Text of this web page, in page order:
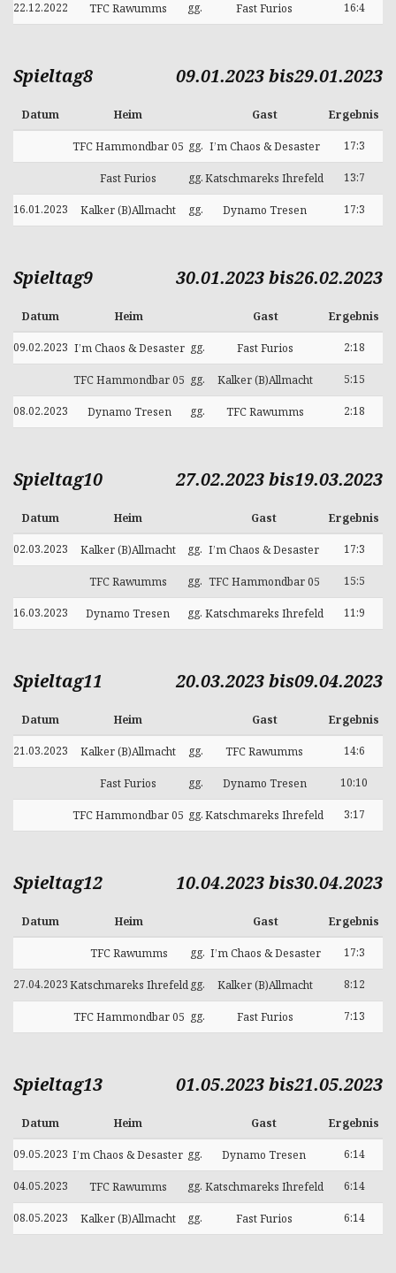
22.12.2022 TFC Rawumms gg. Fast Furios 16:4
Spieltag8 09.01.2023 bis29.01.2023
Datum Heim Gast Ergebnis
TFC Hammondbar 05 gg. I’m Chaos & Desaster 17:3
Fast Furios gg.Katschmareks Ihrefeld 13:7
16.01.2023 Kalker (B)Allmacht gg. Dynamo Tresen 17:3
Spieltag9 30.01.2023 bis26.02.2023
Datum Heim Gast Ergebnis
09.02.2023 I’m Chaos & Desaster gg. Fast Furios 2:18
TFC Hammondbar 05 gg. Kalker (B)Allmacht 5:15
08.02.2023 Dynamo Tresen gg. TFC Rawumms 2:18
Spieltag10 27.02.2023 bis19.03.2023
Datum Heim Gast Ergebnis
02.03.2023 Kalker (B)Allmacht gg. I’m Chaos & Desaster 17:3
TFC Rawumms gg. TFC Hammondbar 05 15:5
16.03.2023 Dynamo Tresen gg. Katschmareks Ihrefeld 11:9
Spieltag11 20.03.2023 bis09.04.2023
Datum Heim Gast Ergebnis
21.03.2023 Kalker (B)Allmacht gg. TFC Rawumms 14:6
Fast Furios gg. Dynamo Tresen 10:10
TFC Hammondbar 05 gg.Katschmareks Ihrefeld 3:17
Spieltag12 10.04.2023 bis30.04.2023
Datum Heim Gast Ergebnis
TFC Rawumms gg. I’m Chaos & Desaster 17:3
27.04.2023Katschmareks Ihrefeldgg. Kalker (B)Allmacht 8:12
TFC Hammondbar 05 gg. Fast Furios 7:13
Spieltag13 01.05.2023 bis21.05.2023
Datum Heim Gast Ergebnis
09.05.2023 I’m Chaos & Desaster gg. Dynamo Tresen 6:14
04.05.2023 TFC Rawumms gg. Katschmareks Ihrefeld 6:14
08.05.2023 Kalker (B)Allmacht gg. Fast Furios 6:14